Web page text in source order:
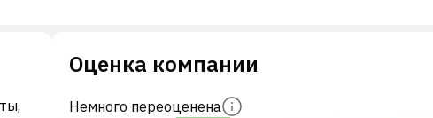
Оценка компании
Немного переоценена